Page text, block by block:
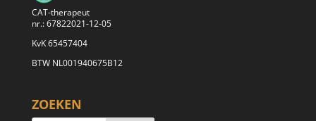
CAT-therapeut
nr.: 67822021-12-05
KvK 65457404
BTW NL001940675B12
ZOEKEN